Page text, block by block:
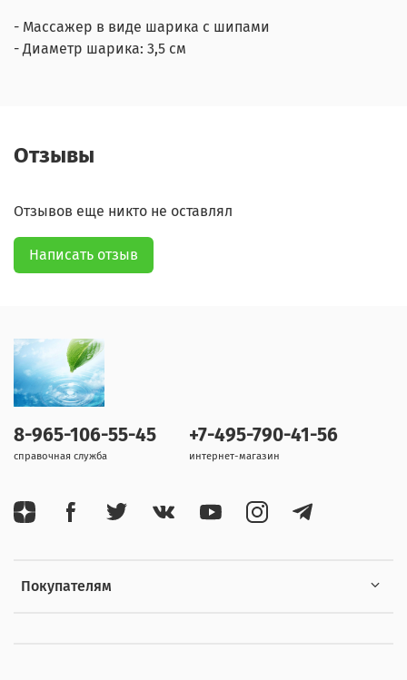
- Массажер в виде шарика с шипами
- Диаметр шарика: 3,5 см
Отзывы
Отзывов еще никто не оставлял
Написать отзыв
Покупателям
8-965-106-55-45
справочная служба
+7-495-790-41-56
интернет-магазин